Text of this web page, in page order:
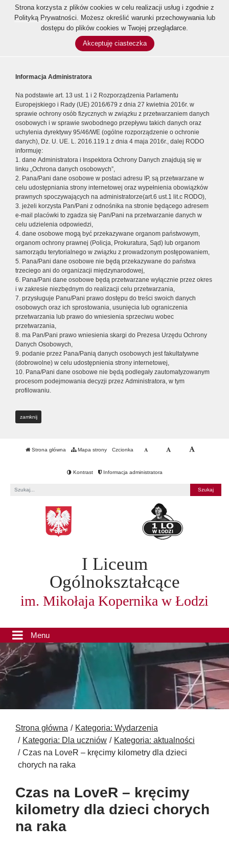
Strona korzysta z plików cookies w celu realizacji usług i zgodnie z
Polityką Prywatności. Możesz określić warunki przechowywania lub
dostępu do plików cookies w Twojej przeglądarce.
Akceptuję ciasteczka
Informacja Administratora
Na podstawie art. 13 ust. 1 i 2 Rozporządzenia Parlamentu
Europejskiego i Rady (UE) 2016/679 z dnia 27 kwietnia 2016r. w
sprawie ochrony osób fizycznych w związku z przetwarzaniem danych
osobowych i w sprawie swobodnego przepływu takich danych oraz
uchylenia dyrektywy 95/46/WE (ogólne rozporządzenie o ochronie
danych), Dz. U. UE. L. 2016.119.1 z dnia 4 maja 2016r., dalej RODO
informuję:
1. dane Administratora i Inspektora Ochrony Danych znajdują się w
linku „Ochrona danych osobowych”,
2. Pana/Pani dane osobowe w postaci adresu IP, są przetwarzane w
celu udostępniania strony internetowej oraz wypełnienia obowiązków
prawnych spoczywających na administratorze(art.6 ust.1 lit.c RODO),
3. jeżeli korzysta Pan/Pani z odnośnika na stronie będącego adresem
e-mail placówki to zgadza się Pan/Pani na przetwarzanie danych w
celu udzielenia odpowiedzi,
4. dane osobowe mogą być przekazywane organom państwowym,
organom ochrony prawnej (Policja, Prokuratura, Sąd) lub organom
samorządu terytorialnego w związku z prowadzonym postępowaniem,
5. Pana/Pani dane osobowe nie będą przekazywane do państwa
trzeciego ani do organizacji międzynarodowej,
6. Pana/Pani dane osobowe będą przetwarzane wyłącznie przez okres
i w zakresie niezbędnym do realizacji celu przetwarzania,
7. przysługuje Panu/Pani prawo dostępu do treści swoich danych
osobowych oraz ich sprostowania, usunięcia lub ograniczenia
przetwarzania lub prawo do wniesienia sprzeciwu wobec
przetwarzania,
8. ma Pan/Pani prawo wniesienia skargi do Prezesa Urzędu Ochrony
Danych Osobowych,
9. podanie przez Pana/Panią danych osobowych jest fakultatywne
(dobrowolne) w celu udostępnienia strony internetowej,
10. Pana/Pani dane osobowe nie będą podlegały zautomatyzowanym
procesom podejmowania decyzji przez Administratora, w tym
profilowaniu.
zamknij
Strona główna Mapa strony Czcionka
Kontrast Informacja administratora
I Liceum
Ogólnokształcące
im. Mikołaja Kopernika w Łodzi
Menu
Strona główna
Kategoria: Wydarzenia
Kategoria: Dla uczniów
Kategoria: aktualności
Czas na LoveR – kręcimy kilometry dla dzieci
chorych na raka
Czas na LoveR – kręcimy
kilometry dla dzieci chorych
na raka